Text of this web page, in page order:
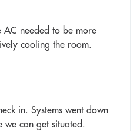
needed to be more
cooling the room.
in. Systems went down
we can get situated.